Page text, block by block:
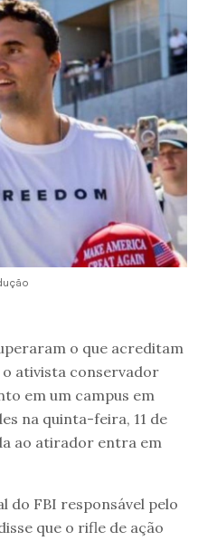
o que acreditam
ativista conservador
em um campus em
na quinta-feira, 11 de
ao atirador entra em
do FBI responsável pelo
que o rifle de ação